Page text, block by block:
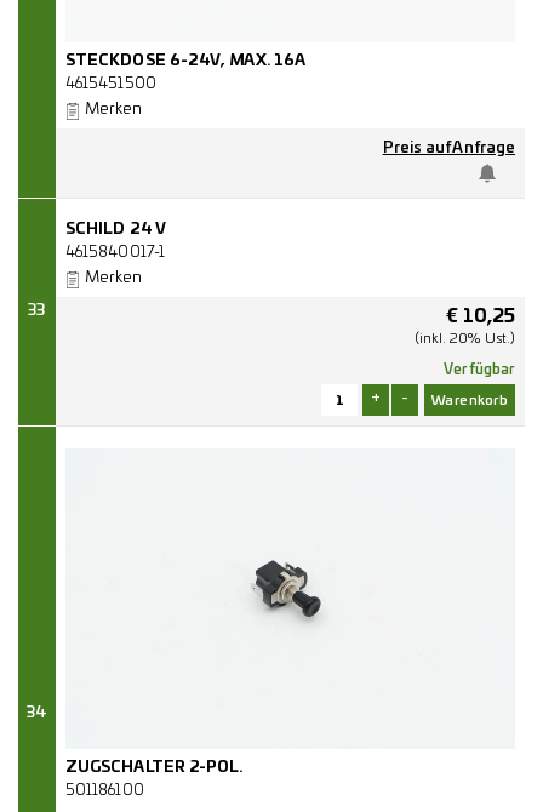
STECKDOSE 6-24V, MAX. 16A
4615451500
Merken
Preis auf Anfrage
33
SCHILD 24 V
4615840017-1
Merken
€ 10,25
(inkl. 20% Ust.)
Verfügbar
+ -
34
ZUGSCHALTER 2-POL.
501186100